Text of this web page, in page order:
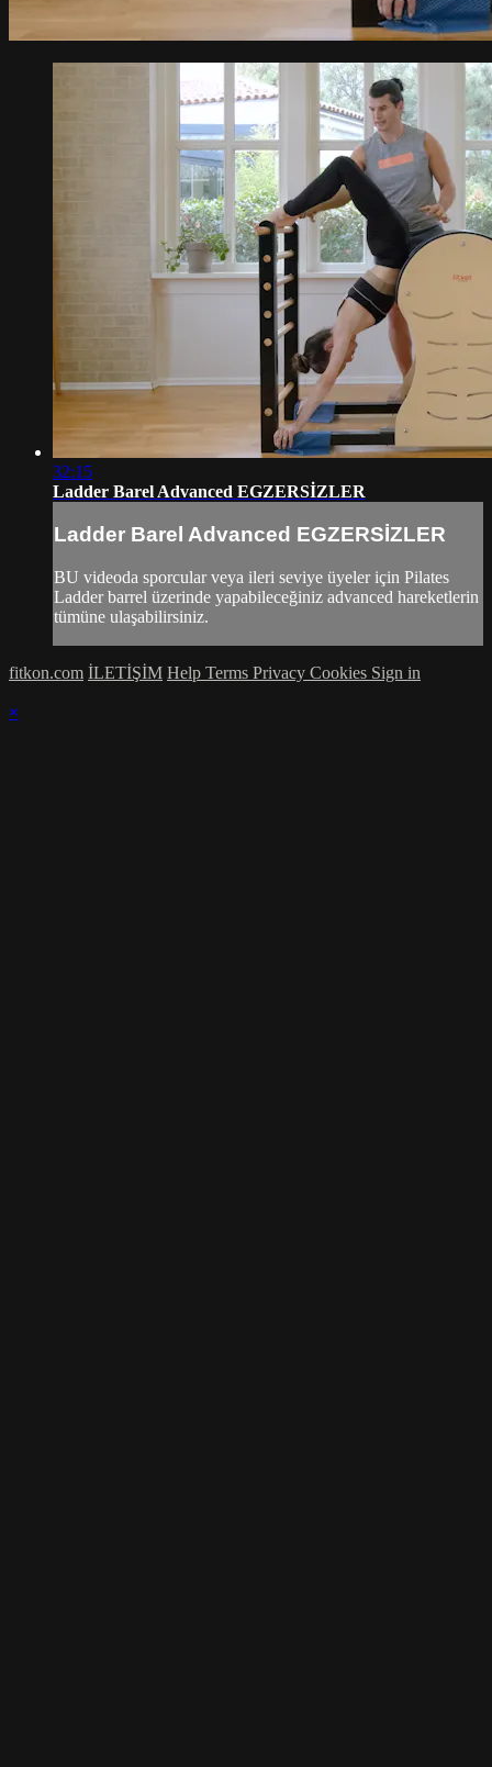
32:15
Ladder Barel Advanced EGZERSİZLER
Ladder Barel Advanced EGZERSİZLER
BU videoda sporcular veya ileri seviye üyeler için Pilates
Ladder barrel üzerinde yapabileceğiniz advanced hareketlerin
tümüne ulaşabilirsiniz.
fitkon.com İLETİŞİM Help Terms Privacy Cookies Sign in
×